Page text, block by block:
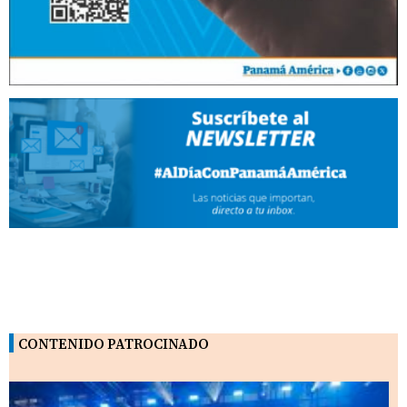
CONTENIDO PATROCINADO